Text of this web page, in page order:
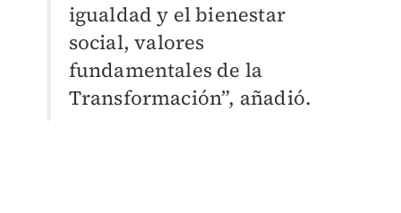
igualdad y el bienestar
social, valores
fundamentales de la
Transformación”, añadió.